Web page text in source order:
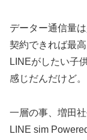
データー通信量
契約できれば最高
LINEがしたい子
感じだんだけど。
一層の事、増田
LINE sim